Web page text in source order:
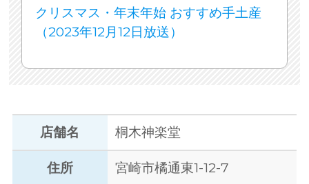
クリスマス・年末年始 おすすめ手土産
（2023年12月12日放送）
店舗名 桐木神楽堂
住所 宮崎市橘通東1-12-7